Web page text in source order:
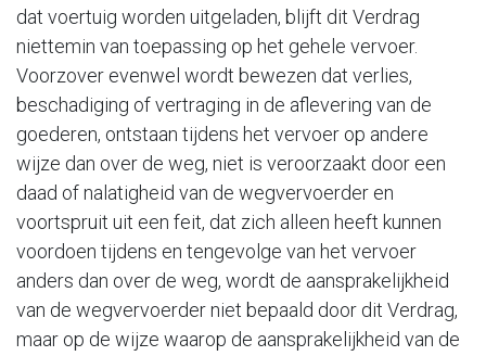
dat voertuig worden uitgeladen, blijft dit Verdrag
niettemin van toepassing op het gehele vervoer.
Voorzover evenwel wordt bewezen dat verlies,
beschadiging of vertraging in de aflevering van de
goederen, ontstaan tijdens het vervoer op andere
wijze dan over de weg, niet is veroorzaakt door een
daad of nalatigheid van de wegvervoerder en
voortspruit uit een feit, dat zich alleen heeft kunnen
voordoen tijdens en tengevolge van het vervoer
anders dan over de weg, wordt de aansprakelijkheid
van de wegvervoerder niet bepaald door dit Verdrag,
maar op de wijze waarop de aansprakelijkheid van de